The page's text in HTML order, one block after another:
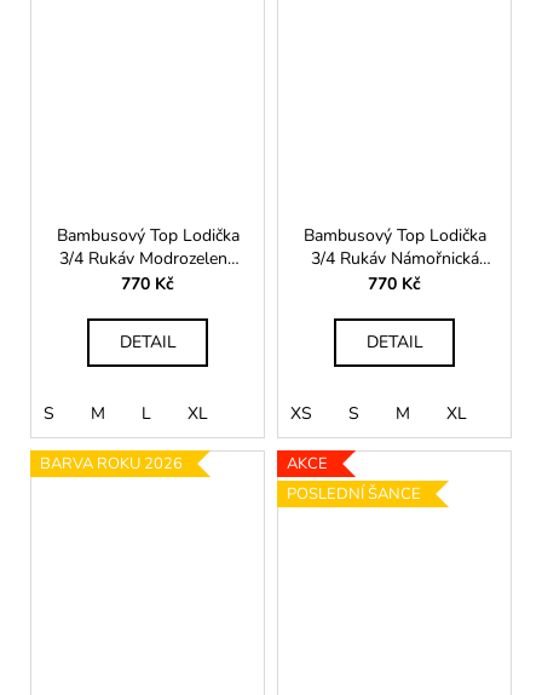
Bambusový Top Lodička
3/4 Rukáv Modrozelená
Tealová Dámská
770 Kč
DETAIL
S M L XL
Bambusový Top Lodička
3/4 Rukáv Námořnická
Modrá Dámská
770 Kč
DETAIL
XS S M XL
BARVA ROKU 2026
AKCE
POSLEDNÍ ŠANCE